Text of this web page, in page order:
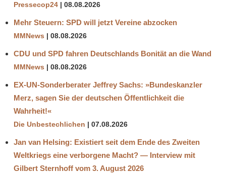
Pressecop24 08.08.2026
Mehr Steuern: SPD will jetzt Vereine abzocken
MMNews 08.08.2026
CDU und SPD fahren Deutschlands Bonität an die Wand
MMNews 08.08.2026
EX-UN-Sonderberater Jeffrey Sachs: »Bundeskanzler
Merz, sagen Sie der deutschen Öffentlichkeit die
Wahrheit!«
Die Unbestechlichen 07.08.2026
Jan van Helsing: Existiert seit dem Ende des Zweiten
Weltkriegs eine verborgene Macht? — Interview mit
Gilbert Sternhoff vom 3. August 2026